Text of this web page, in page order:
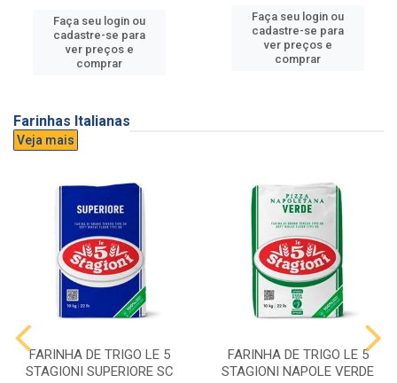
Faça seu login ou
cadastre-se para
ver preços e
comprar
Faça seu login ou
cadastre-se para
ver preços e
comprar
Farinhas Italianas
Veja mais
FARINHA DE TRIGO LE 5
STAGIONI SUPERIORE SC
FARINHA DE TRIGO LE 5
STAGIONI NAPOLE VERDE